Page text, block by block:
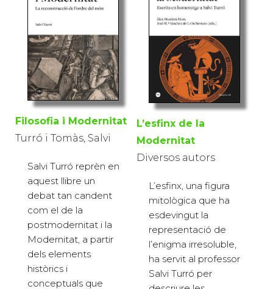
Filosofia i Modernitat
Turró i Tomàs, Salvi
Salvi Turró reprèn en
aquest llibre un
debat tan candent
com el de la
postmodernitat i la
Modernitat, a partir
dels elements
històrics i
conceptuals que
L’esfinx de la
Modernitat
Diversos autors
L’esfinx, una figura
mitològica que ha
esdevingut la
representació de
l’enigma irresoluble,
ha servit al professor
Salvi Turró per